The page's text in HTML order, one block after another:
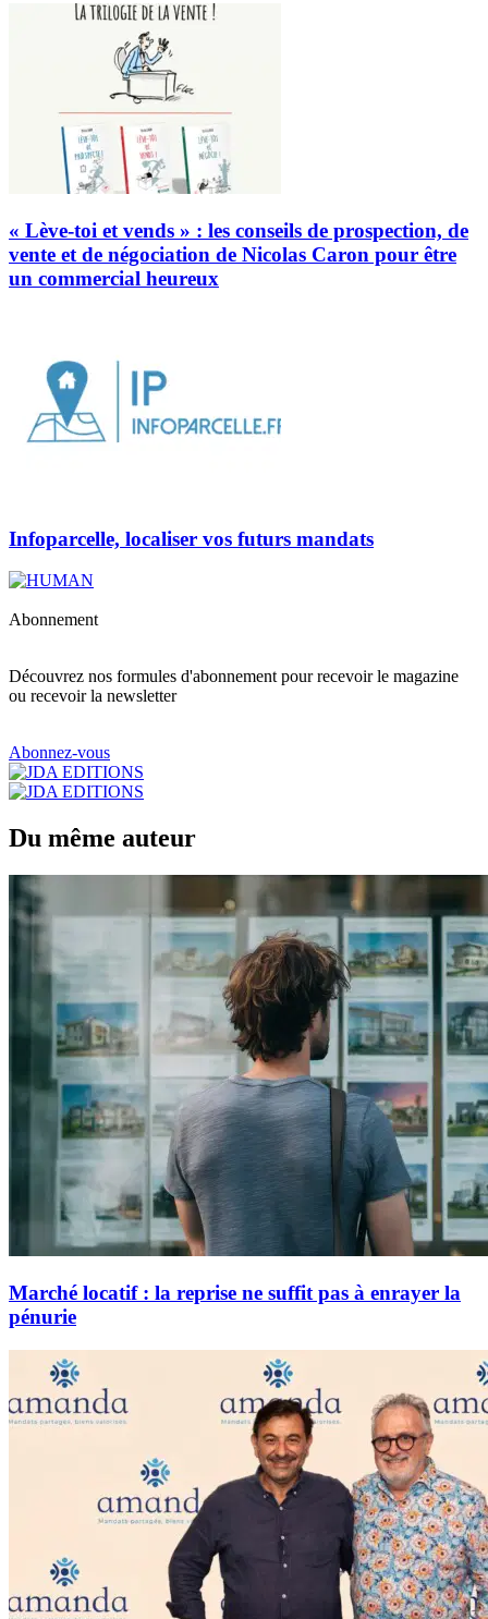
« Lève-toi et vends » : les conseils de prospection, de
vente et de négociation de Nicolas Caron pour être
un commercial heureux
Infoparcelle, localiser vos futurs mandats
Abonnement
Découvrez nos formules d'abonnement pour recevoir le magazine
ou recevoir la newsletter
Abonnez-vous
Du même auteur
Marché locatif : la reprise ne suffit pas à enrayer la
pénurie